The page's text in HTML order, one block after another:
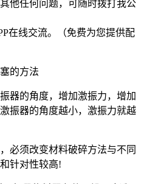
他任何问题，可随时拨打我公
在线交流。（免费为您提供配
的方法
的角度，增加激振力，增加
振器的角度越小，激振力就越
须改变材料破碎方法与不同
针对性较高!